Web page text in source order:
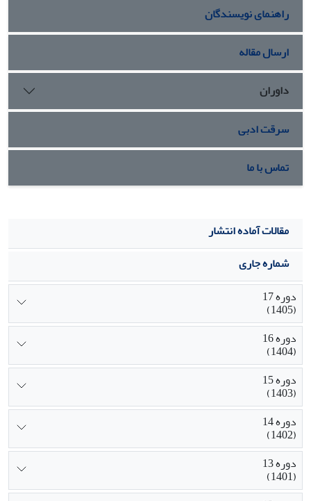
GUS در بذر شده و توالی امگا نیز در افزایش بیان تراژن موثر
بوده است. در ادامه کار می‌توان این سازه را با جایگزینی ژن‌های
ارزشمند با ژن GUSبرای تولید پروتئینهای نوترکیب استفاده
نمود.
راهنمای نویسندگان
ارسال مقاله
داوران
سرقت ادبی
تماس با ما
مقالات آماده انتشار
شماره جاری
دوره 17
(1405)
دوره 16
(1404)
دوره 15
(1403)
دوره 14
(1402)
دوره 13
(1401)